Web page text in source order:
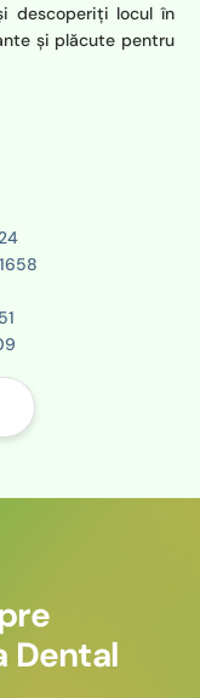
descoperiți locul în
și plăcute pentru
Dental